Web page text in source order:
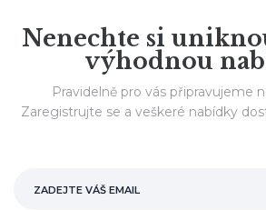
Nenechte si
výhodnou
Pravidelně pro vás připravujeme
Zaregistrujte se a veškeré nabídky